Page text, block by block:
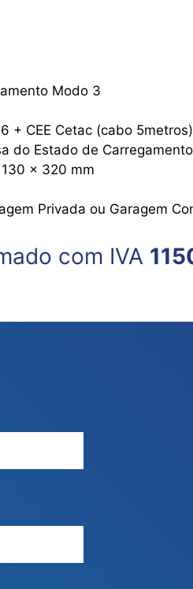
Modo 3
+ CEE Cetac (cabo 5metros)
do Estado de Carregamento
x 320 mm
Privada ou Garagem
com IVA